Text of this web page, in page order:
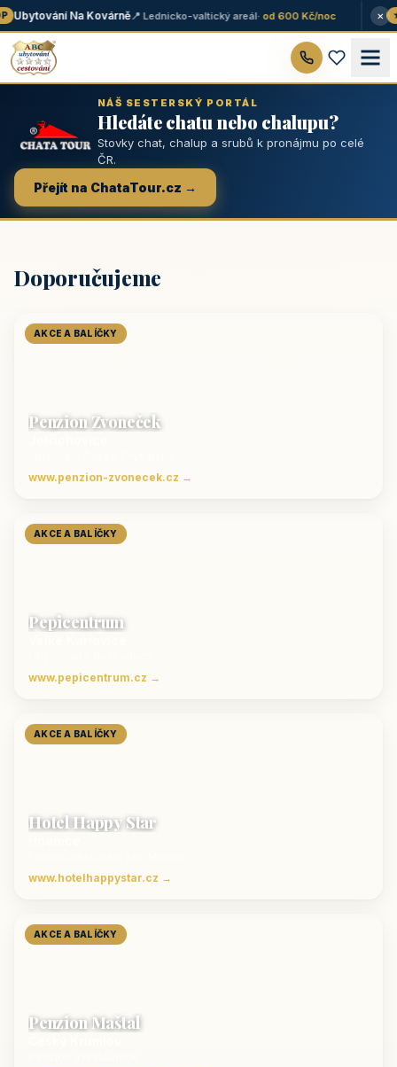
Ubytování Na Kovárně📍 Lednicko-valtický areál· od 600 Kč/noc ★
×
NÁŠ SESTERSKÝ PORTÁL
Hledáte chatu nebo chalupu?
Stovky chat, chalup a srubů k pronájmu po celé
ČR.
Přejít na ChataTour.cz →
Doporučujeme
AKCE A BALÍČKY
Penzion Zvoneček
www.penzion-zvonecek.cz →
AKCE A BALÍČKY
Pepicentrum
www.pepicentrum.cz →
AKCE A BALÍČKY
Hotel Happy Star
www.hotelhappystar.cz →
AKCE A BALÍČKY
Penzion Maštal